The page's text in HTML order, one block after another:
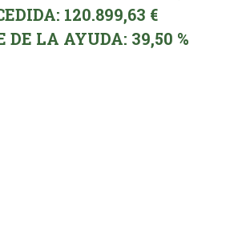
120.899,63 €
DE LA AYUDA: 39,50 %